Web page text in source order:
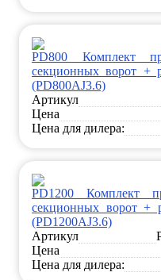
PD800 Комплект
секционных ворот +
(PD800AJ3.6)
Артикул
Цена
Цена для дилера:
PD1200 Комплект
секционных ворот +
(PD1200AJ3.6)
Артикул
Цена
Цена для дилера: